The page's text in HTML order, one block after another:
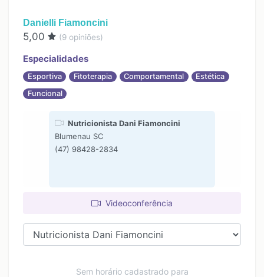
Danielli Fiamoncini
5,00 (9 opiniões)
Especialidades
Esportiva Fitoterapia Comportamental
Estética
Funcional
Nutricionista Dani Fiamoncini
Blumenau SC
(47) 98428-2834
Videoconferência
Sem horário cadastrado para